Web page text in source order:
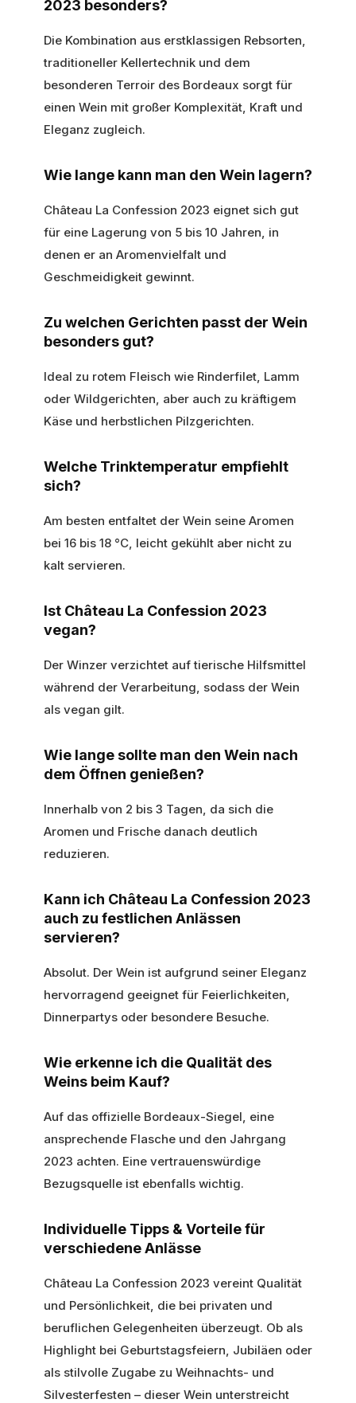
2023 besonders?
Die Kombination aus erstklassigen Rebsorten,
traditioneller Kellertechnik und dem
besonderen Terroir des Bordeaux sorgt für
einen Wein mit großer Komplexität, Kraft und
Eleganz zugleich.
Wie lange kann man den Wein lagern?
Château La Confession 2023 eignet sich gut
für eine Lagerung von 5 bis 10 Jahren, in
denen er an Aromenvielfalt und
Geschmeidigkeit gewinnt.
Zu welchen Gerichten passt der Wein
besonders gut?
Ideal zu rotem Fleisch wie Rinderfilet, Lamm
oder Wildgerichten, aber auch zu kräftigem
Käse und herbstlichen Pilzgerichten.
Welche Trinktemperatur empfiehlt
sich?
Am besten entfaltet der Wein seine Aromen
bei 16 bis 18 °C, leicht gekühlt aber nicht zu
kalt servieren.
Ist Château La Confession 2023
vegan?
Der Winzer verzichtet auf tierische Hilfsmittel
während der Verarbeitung, sodass der Wein
als vegan gilt.
Wie lange sollte man den Wein nach
dem Öffnen genießen?
Innerhalb von 2 bis 3 Tagen, da sich die
Aromen und Frische danach deutlich
reduzieren.
Kann ich Château La Confession 2023
auch zu festlichen Anlässen
servieren?
Absolut. Der Wein ist aufgrund seiner Eleganz
hervorragend geeignet für Feierlichkeiten,
Dinnerpartys oder besondere Besuche.
Wie erkenne ich die Qualität des
Weins beim Kauf?
Auf das offizielle Bordeaux-Siegel, eine
ansprechende Flasche und den Jahrgang
2023 achten. Eine vertrauenswürdige
Bezugsquelle ist ebenfalls wichtig.
Individuelle Tipps & Vorteile für
verschiedene Anlässe
Château La Confession 2023 vereint Qualität
und Persönlichkeit, die bei privaten und
beruflichen Gelegenheiten überzeugt. Ob als
Highlight bei Geburtstagsfeiern, Jubiläen oder
als stilvolle Zugabe zu Weihnachts- und
Silvesterfesten – dieser Wein unterstreicht